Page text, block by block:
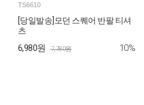
TS6610
[당일발송]모던 스퀘어 반팔 티셔
츠
6,980원 7,780원 10%